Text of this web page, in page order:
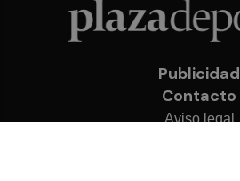
Publicidad
Contacto
Aviso legal